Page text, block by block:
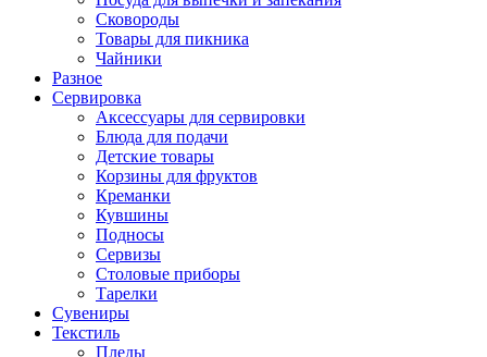
Сковороды
Товары для пикника
Чайники
Разное
Сервировка
Аксессуары для сервировки
Блюда для подачи
Детские товары
Корзины для фруктов
Креманки
Кувшины
Подносы
Сервизы
Столовые приборы
Тарелки
Сувениры
Текстиль
Пледы